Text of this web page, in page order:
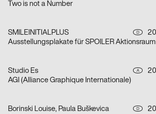
Two is not a Number
SMILEINITIALPLUS D
Studio Es A
AGI (Alliance Graphique Internationale)
Borinski Louise, Paula Buškevica D